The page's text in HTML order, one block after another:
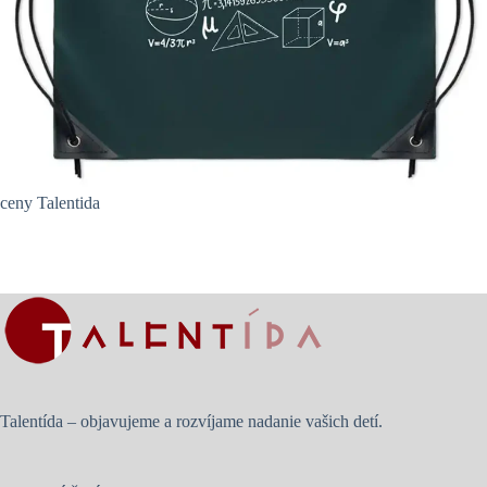
ceny Talentida
Talentída – objavujeme a rozvíjame nadanie vašich detí.